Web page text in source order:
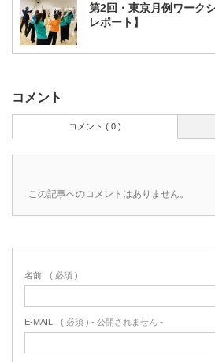
第2回・東京月例ワーク
レポート】
コメント
コメント ( 0 )
この記事へのコメントはありません。
名前 ( 必須 )
E-MAIL ( 必須 ) - 公開されません -